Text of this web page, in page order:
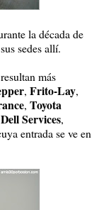
la década de
sedes allí.
más
, Frito-Lay,
, Toyota
Dell Services,
entrada se ve en